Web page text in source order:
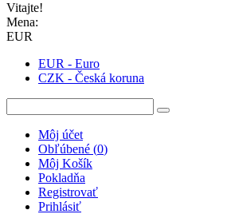
Vitajte!
Mena:
EUR
EUR - Euro
CZK - Česká koruna
Môj účet
Obľúbené (0)
Môj Košík
Pokladňa
Registrovať
Prihlásiť